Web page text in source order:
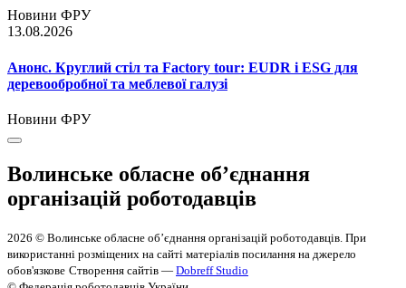
Новини ФРУ
13.08.2026
Анонс. Круглий стіл та Factory tour: EUDR і ESG для
деревообробної та меблевої галузі
Новини ФРУ
Волинське обласне об’єднання
організацій роботодавців
2026 © Волинське обласне об’єднання організацій роботодавців. При
використанні розміщених на сайті матеріалів посилання на джерело
обов'язкове Створення сайтів — Dobreff Studio